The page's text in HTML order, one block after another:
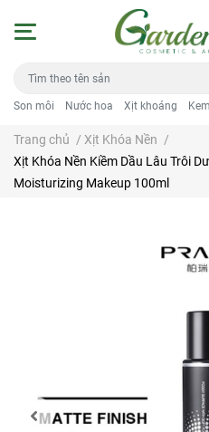
Son môi Nước hoa Xịt khoáng
Trang chủ / Xịt Khóa Nền /
Xịt Khóa Nền Kiềm Dầu Lâu Trôi
Moisturizing Makeup 100ml